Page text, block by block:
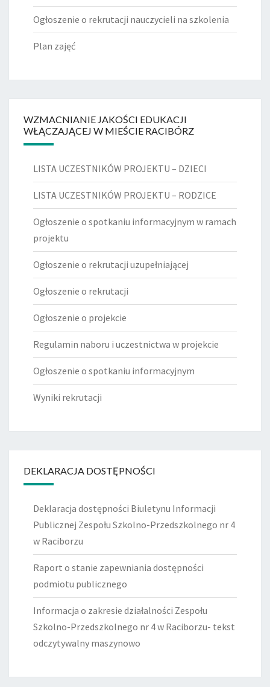
Ogłoszenie o rekrutacji nauczycieli na szkolenia
Plan zajęć
WZMACNIANIE JAKOŚCI EDUKACJI
WŁĄCZAJĄCEJ W MIEŚCIE RACIBÓRZ
LISTA UCZESTNIKÓW PROJEKTU – DZIECI
LISTA UCZESTNIKÓW PROJEKTU – RODZICE
Ogłoszenie o spotkaniu informacyjnym w ramach
projektu
Ogłoszenie o rekrutacji uzupełniającej
Ogłoszenie o rekrutacji
Ogłoszenie o projekcie
Regulamin naboru i uczestnictwa w projekcie
Ogłoszenie o spotkaniu informacyjnym
Wyniki rekrutacji
DEKLARACJA DOSTĘPNOŚCI
Deklaracja dostępności Biuletynu Informacji
Publicznej Zespołu Szkolno-Przedszkolnego nr 4
w Raciborzu
Raport o stanie zapewniania dostępności
podmiotu publicznego
Informacja o zakresie działalności Zespołu
Szkolno-Przedszkolnego nr 4 w Raciborzu- tekst
odczytywalny maszynowo